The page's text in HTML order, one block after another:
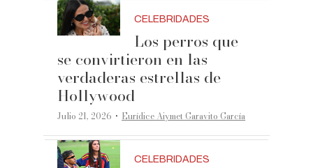
CELEBRIDADES
Los perros que
se convirtieron en las
verdaderas estrellas de
Hollywood
Julio 21, 2026 ·Eurídice Aiymet Garavito García
CELEBRIDADES